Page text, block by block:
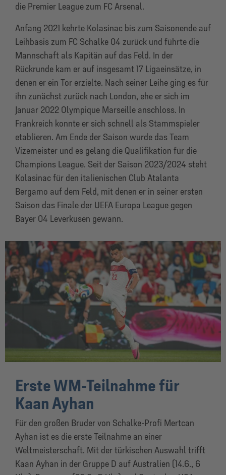
die Premier League zum FC Arsenal.
Anfang 2021 kehrte Kolasinac bis zum Saisonende auf
Leihbasis zum FC Schalke 04 zurück und führte die
Mannschaft als Kapitän auf das Feld. In der
Rückrunde kam er auf insgesamt 17 Ligaeinsätze, in
denen er ein Tor erzielte. Nach seiner Leihe ging es für
ihn zunächst zurück nach London, ehe er sich im
Januar 2022 Olympique Marseille anschloss. In
Frankreich konnte er sich schnell als Stammspieler
etablieren. Am Ende der Saison wurde das Team
Vizemeister und es gelang die Qualifikation für die
Champions League. Seit der Saison 2023/2024 steht
Kolasinac für den italienischen Club Atalanta
Bergamo auf dem Feld, mit denen er in seiner ersten
Saison das Finale der UEFA Europa League gegen
Bayer 04 Leverkusen gewann.
Erste WM-Teilnahme für
Kaan Ayhan
Für den großen Bruder von Schalke-Profi Mertcan
Ayhan ist es die erste Teilnahme an einer
Weltmeisterschaft. Mit der türkischen Auswahl trifft
Kaan Ayhan in der Gruppe D auf Australien (14.6., 6